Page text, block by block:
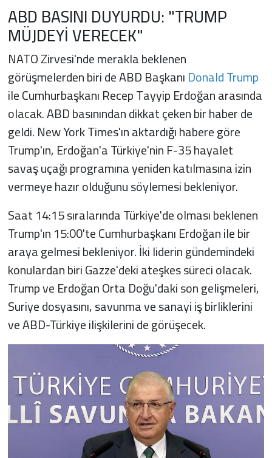
ABD BASINI DUYURDU: "TRUMP
MÜJDEYİ VERECEK"
NATO Zirvesi'nde merakla beklenen
görüşmelerden biri de ABD BaşkanıDonald Trump
ile Cumhurbaşkanı Recep Tayyip Erdoğan arasında
olacak. ABD basınından dikkat çeken bir haber de
geldi. New York Times'ın aktardığı habere göre
Trump'ın, Erdoğan'a Türkiye'nin F-35 hayalet
savaş uçağı programına yeniden katılmasına izin
vermeye hazır olduğunu söylemesi bekleniyor.
Saat 14:15 sıralarında Türkiye'de olması beklenen
Trump'ın 15:00'te Cumhurbaşkanı Erdoğan ile bir
araya gelmesi bekleniyor. İki liderin gündemindeki
konulardan biri Gazze'deki ateşkes süreci olacak.
Trump ve Erdoğan Orta Doğu'daki son gelişmeleri,
Suriye dosyasını, savunma ve sanayi iş birliklerini
ve ABD-Türkiye ilişkilerini de görüşecek.